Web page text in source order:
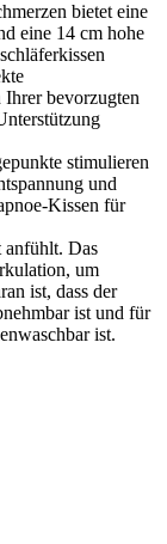
bietet eine
eine 14 cm hohe
bevorzugten
stimulieren
und
Kissen für
anfühlt. Das
um
ist, dass der
ist und für
ist.